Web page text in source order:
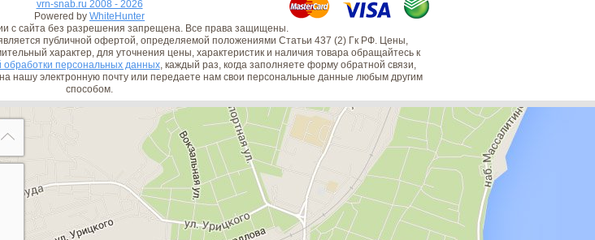
vrn-snab.ru 2008 - 2026
Powered by WhiteHunter
с сайта без разрешения запрещена. Все права защищены.
публичной офертой, определяемой положениями Статьи 437 (2) Гк РФ. Цены,
характер, для уточнения цены, характеристик и наличия товара обращайтесь к
обработки персональных данных, каждый раз, когда заполняете форму обратной связи,
нашу электронную почту или передаете нам свои персональные данные любым другим
способом.